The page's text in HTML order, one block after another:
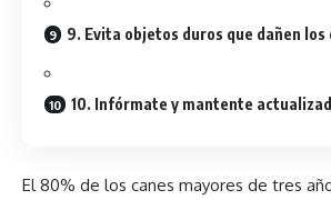
9. Evita objetos duros que dañen los
10. Infórmate y mantente
El 80% de los canes mayores de tres